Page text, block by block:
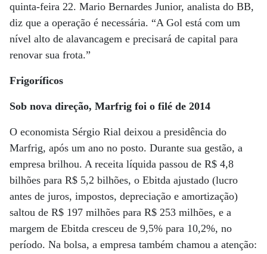
quinta-feira 22. Mario Bernardes Junior, analista do BB,
diz que a operação é necessária. “A Gol está com um
nível alto de alavancagem e precisará de capital para
renovar sua frota.”
Frigoríficos
Sob nova direção, Marfrig foi o filé de 2014
O economista Sérgio Rial deixou a presidência do
Marfrig, após um ano no posto. Durante sua gestão, a
empresa brilhou. A receita líquida passou de R$ 4,8
bilhões para R$ 5,2 bilhões, o Ebitda ajustado (lucro
antes de juros, impostos, depreciação e amortização)
saltou de R$ 197 milhões para R$ 253 milhões, e a
margem de Ebitda cresceu de 9,5% para 10,2%, no
período. Na bolsa, a empresa também chamou a atenção: